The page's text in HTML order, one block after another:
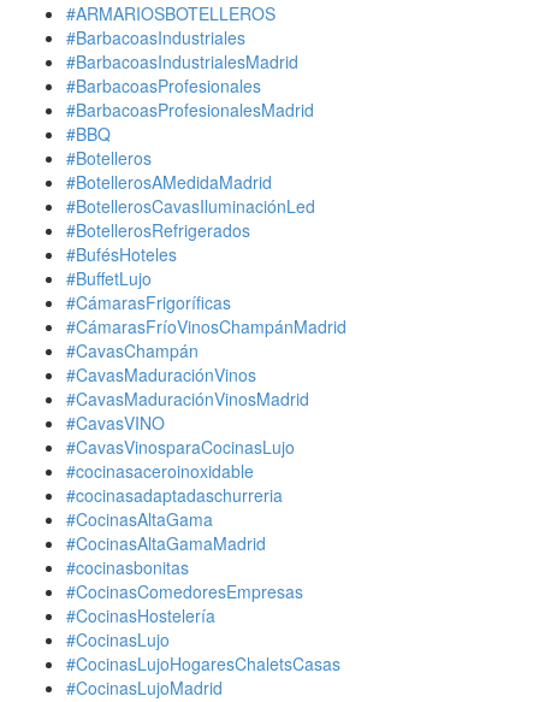
#ARMARIOSBOTELLEROS
#BarbacoasIndustriales
#BarbacoasIndustrialesMadrid
#BarbacoasProfesionales
#BarbacoasProfesionalesMadrid
#BBQ
#Botelleros
#BotellerosAMedidaMadrid
#BotellerosCavasIluminaciónLed
#BotellerosRefrigerados
#BufésHoteles
#BuffetLujo
#CámarasFrigoríficas
#CámarasFríoVinosChampánMadrid
#CavasChampán
#CavasMaduraciónVinos
#CavasMaduraciónVinosMadrid
#CavasVINO
#CavasVinosparaCocinasLujo
#cocinasaceroinoxidable
#cocinasadaptadaschurreria
#CocinasAltaGama
#CocinasAltaGamaMadrid
#cocinasbonitas
#CocinasComedoresEmpresas
#CocinasHostelería
#CocinasLujo
#CocinasLujoHogaresChaletsCasas
#CocinasLujoMadrid